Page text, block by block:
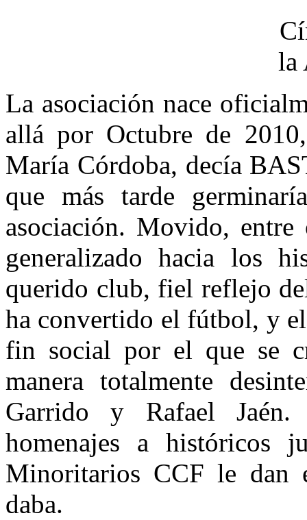
La asociación nace
allá por Octubre de
María Córdoba, decía
que más tarde
asociación. Movido,
generalizado hacia los
querido club, fiel reflejo
ha convertido el fútbol, y
fin social por el que se
manera totalmente
Garrido y Rafael
homenajes a históricos
Minoritarios CCF le dan
daba.